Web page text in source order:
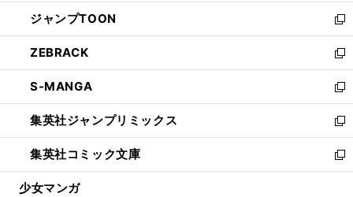
く
で
開
く
ン
ド
ウ
で
開
く
ウ
ィ
ン
ド
ウ
で
開
く
し
い
ウ
ィ
ン
ド
ウ
で
開
く
ジャンプTOON
新
し
い
ウ
ィ
ン
ド
ウ
で
開
ZEBRACK
新
し
い
ウ
ィ
ン
ド
ウ
S-MANGA
新
し
い
ウ
ィ
ン
集英社ジャンプリミックス
新
し
い
ウ
集英社コミック文庫
新
し
少女マンガ